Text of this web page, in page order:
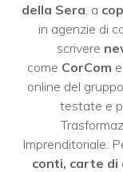
della Sera , a
in agenzie di
scrivere
come CorCom
online del gruppo
testate e
Imprenditoriale.
conti, carte